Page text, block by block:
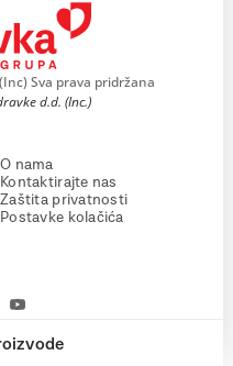
Sva prava pridržana
d.d. (Inc.)
O nama
Kontaktirajte nas
Zaštita privatnosti
Postavke kolačića